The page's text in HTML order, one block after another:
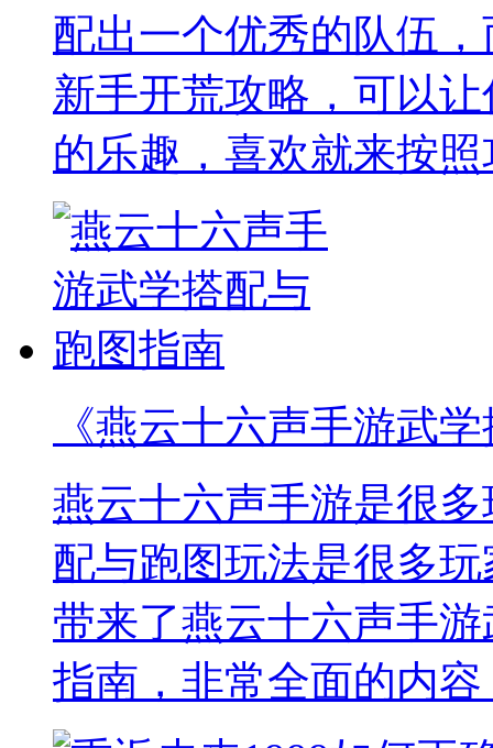
配出一个优秀的队伍
新手开荒攻略，可以
的乐趣，喜欢就来按
《燕云十六声手游武
燕云十六声手游是很
配与跑图玩法是很多
带来了燕云十六声手
指南，非常全面的内